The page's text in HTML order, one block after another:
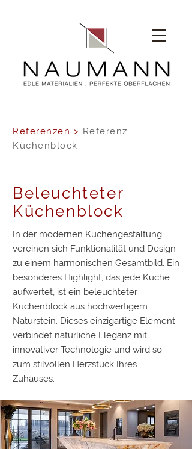
Referenzen > Referenz
Küchenblock
Beleuchteter
Küchenblock
In der modernen Küchengestaltung
vereinen sich Funktionalität und Design
zu einem harmonischen Gesamtbild. Ein
besonderes Highlight, das jede Küche
aufwertet, ist ein beleuchteter
Küchenblock aus hochwertigem
Naturstein. Dieses einzigartige Element
verbindet natürliche Eleganz mit
innovativer Technologie und wird so
zum stilvollen Herzstück Ihres
Zuhauses.